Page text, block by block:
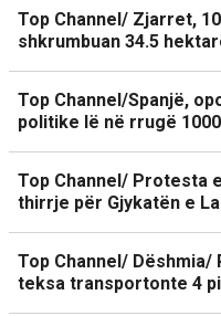
Top Channel/ Zjarret,
shkrumbuan 34.5
Top Channel/Spanjë,
politike lë në rrugë
Top Channel/ Protesta
thirrje për Gjykatën e
Top Channel/ Dëshmia/
teksa transportonte 4